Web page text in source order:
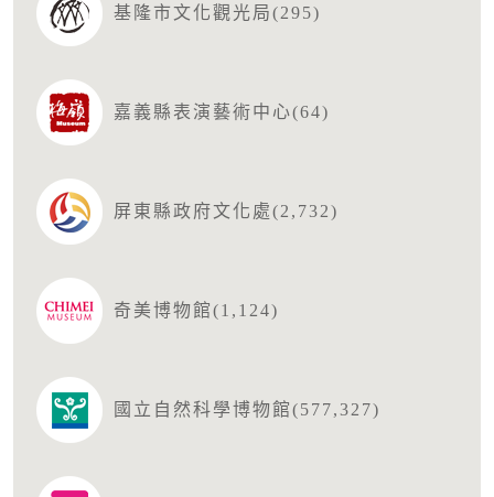
基隆市文化觀光局(295)
嘉義縣表演藝術中心(64)
屏東縣政府文化處(2,732)
奇美博物館(1,124)
國立自然科學博物館(577,327)